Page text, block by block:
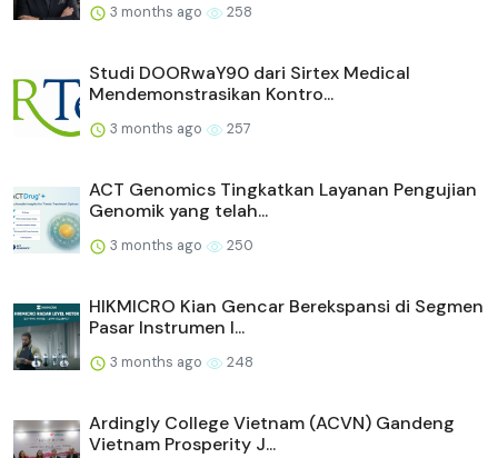
3 months ago 258
Studi DOORwaY90 dari Sirtex Medical
Mendemonstrasikan Kontro...
3 months ago 257
ACT Genomics Tingkatkan Layanan Pengujian
Genomik yang telah...
3 months ago 250
HIKMICRO Kian Gencar Berekspansi di Segmen
Pasar Instrumen I...
3 months ago 248
Ardingly College Vietnam (ACVN) Gandeng
Vietnam Prosperity J...